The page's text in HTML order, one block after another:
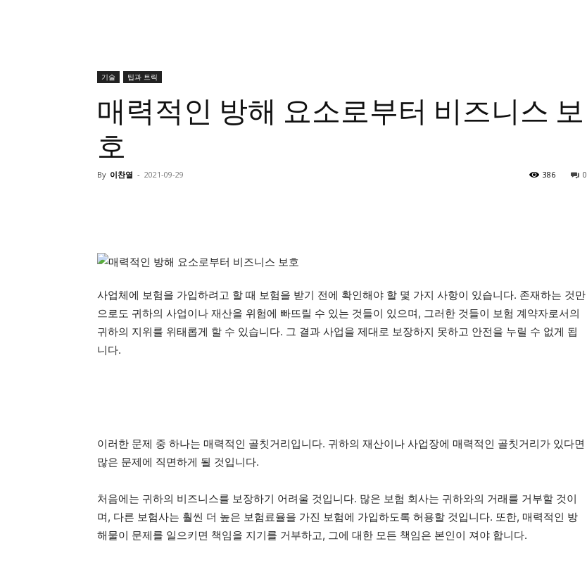
기술 팁과 트릭
매력적인 방해 요소로부터 비즈니스 보
호
By 이찬열 - 2021-09-29 0
386
사업체에 보험을 가입하려고 할 때 보험을 받기 전에 확인해야 할 몇 가지 사항이 있습니다. 존재하는 것만
으로도 귀하의 사업이나 재산을 위험에 빠뜨릴 수 있는 것들이 있으며, 그러한 것들이 보험 계약자로서의
귀하의 지위를 위태롭게 할 수 있습니다. 그 결과 사업을 제대로 보장하지 못하고 안전을 누릴 수 없게 됩
니다.
이러한 문제 중 하나는 매력적인 골칫거리입니다. 귀하의 재산이나 사업장에 매력적인 골칫거리가 있다면
많은 문제에 직면하게 될 것입니다.
처음에는 귀하의 비즈니스를 보장하기 어려울 것입니다. 많은 보험 회사는 귀하와의 거래를 거부할 것이
며, 다른 보험사는 훨씬 더 높은 보험료율을 가진 보험에 가입하도록 허용할 것입니다. 또한, 매력적인 방
해물이 문제를 일으키면 책임을 지기를 거부하고, 그에 대한 모든 책임은 본인이 져야 합니다.